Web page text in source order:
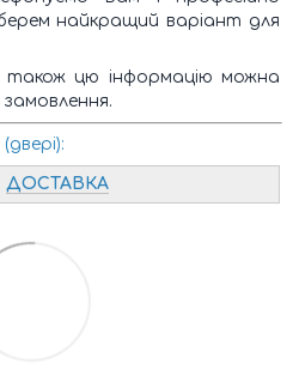
найкращий варіант для
також цю інформацію можна
ДОСТАВКА